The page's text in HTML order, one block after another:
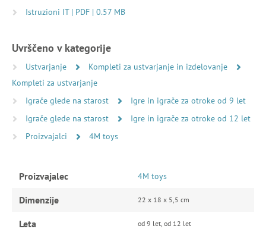
Istruzioni IT | PDF | 0.57 MB
Uvrščeno v kategorije
Ustvarjanje
Kompleti za ustvarjanje in izdelovanje
Kompleti za ustvarjanje
Igrače glede na starost
Igre in igrače za otroke od 9 let
Igrače glede na starost
Igre in igrače za otroke od 12 let
Proizvajalci
4M toys
Proizvajalec 4M toys
Dimenzije 22 x 18 x 5,5 cm
Leta od 9 let, od 12 let